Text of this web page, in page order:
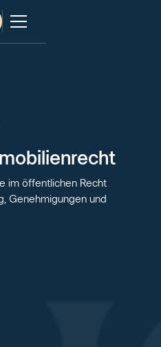
im öffentlichen Recht
Genehmigungen und